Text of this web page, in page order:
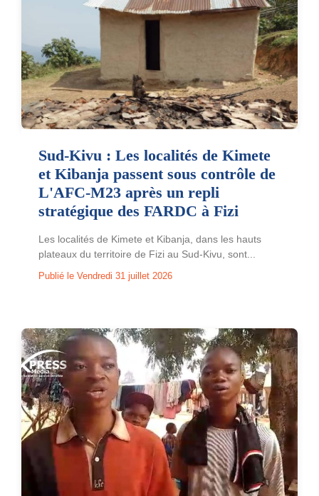
Sud-Kivu : Les localités de Kimete
et Kibanja passent sous contrôle de
L'AFC-M23 après un repli
stratégique des FARDC à Fizi
Les localités de Kimete et Kibanja, dans les hauts
plateaux du territoire de Fizi au Sud-Kivu, sont...
Publié le Vendredi 31 juillet 2026